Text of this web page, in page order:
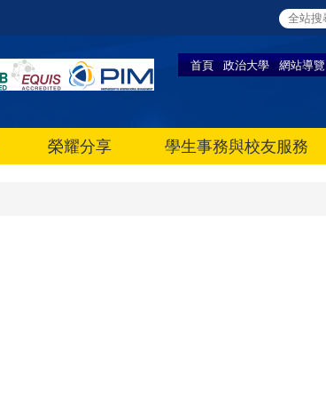
首頁 政治大學 網站導覽
榮耀分享 學生事務與校友服務